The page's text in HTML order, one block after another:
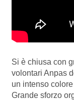
Si è chiusa con
volontari Anpas
un intenso
Grande sforzo